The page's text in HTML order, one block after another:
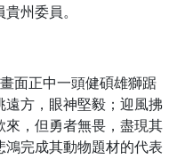
州委員。
面正中一頭健碩雄獅踞
方，眼神堅毅；迎風拂
，但勇者無畏，盡現其
完成其動物題材的代表